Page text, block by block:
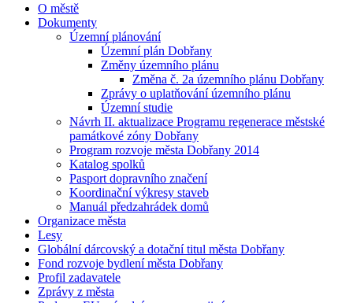
O městě
Dokumenty
Územní plánování
Územní plán Dobřany
Změny územního plánu
Změna č. 2a územního plánu Dobřany
Zprávy o uplatňování územního plánu
Územní studie
Návrh II. aktualizace Programu regenerace městské
památkové zóny Dobřany
Program rozvoje města Dobřany 2014
Katalog spolků
Pasport dopravního značení
Koordinační výkresy staveb
Manuál předzahrádek domů
Organizace města
Lesy
Globální dárcovský a dotační titul města Dobřany
Fond rozvoje bydlení města Dobřany
Profil zadavatele
Zprávy z města